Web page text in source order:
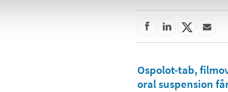
Ospolot-tab,
oral suspension